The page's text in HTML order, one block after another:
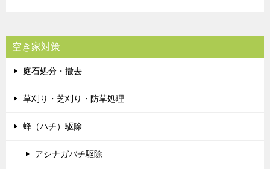
空き家対策
庭石処分・撤去
草刈り・芝刈り・防草処理
蜂（ハチ）駆除
アシナガバチ駆除